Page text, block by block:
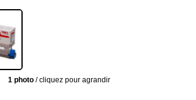
1 photo / cliquez pour agrandir